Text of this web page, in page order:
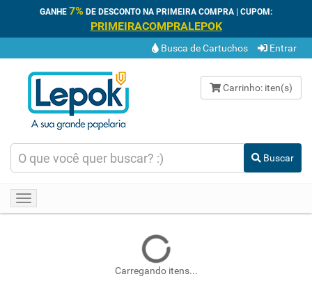
GANHE 7% DE DESCONTO NA PRIMEIRA COMPRA | CUPOM:
PRIMEIRACOMPRALEPOK
Busca de Cartuchos Entrar
Carrinho: iten(s)
Buscar
Toggle
navigation
Carregando itens...